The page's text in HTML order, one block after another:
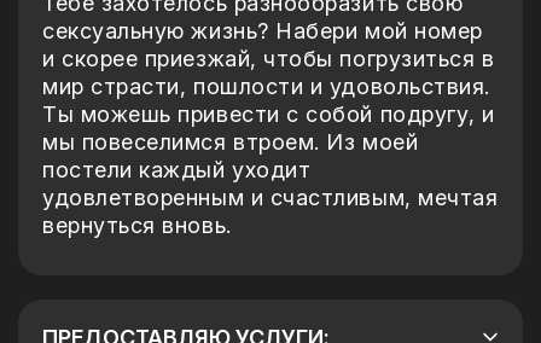
сексуальную жизнь? Набери мой номер
и скорее приезжай, чтобы погрузиться в
мир страсти, пошлости и удовольствия.
Ты можешь привести с собой подругу, и
мы повеселимся втроем. Из моей
постели каждый уходит
удовлетворенным и счастливым, мечтая
вернуться вновь.
ПРЕДОСТАВЛЯЮ УСЛУГИ: